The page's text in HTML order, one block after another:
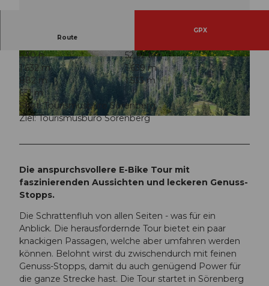
© Outsideisfree.ch, UNESCO Biosphäre Entlebuch
© Outsideisfree.ch, UNESCO Biosphäre Entleb
uch
© Outsideisfree.ch, UNESCO Biosphäre Entleb
uch
Route
GPX
5:30 h
52,92 km
1.632 m
1.639 m
882 m
1.533 m
651 m
Start: Tourismusbüro Sörenberg
Ziel: Tourismusbüro Sörenberg
Die anspurchsvollere E-Bike Tour mit
faszinierenden Aussichten und leckeren Genuss-
Stopps.
Die Schrattenfluh von allen Seiten - was für ein
Anblick. Die herausfordernde Tour bietet ein paar
knackigen Passagen, welche aber umfahren werden
können. Belohnt wirst du zwischendurch mit feinen
Genuss-Stopps, damit du auch genügend Power für
die ganze Strecke hast. Die Tour startet in Sörenberg